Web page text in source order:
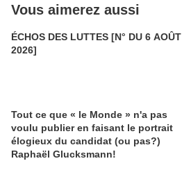
Vous aimerez aussi
ÉCHOS DES LUTTES [N° DU 6 AOÛT
2026]
Tout ce que « le Monde » n'a pas
voulu publier en faisant le portrait
élogieux du candidat (ou pas?)
Raphaël Glucksmann!